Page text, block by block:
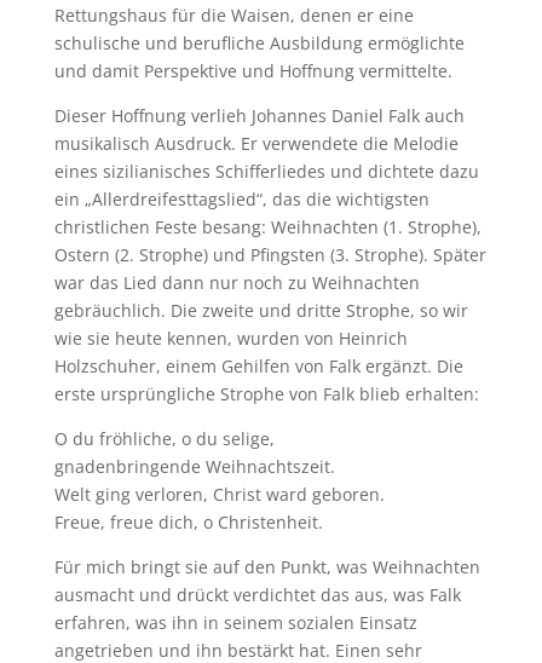
Rettungshaus für die Waisen, denen er eine
schulische und berufliche Ausbildung ermöglichte
und damit Perspektive und Hoffnung vermittelte.
Dieser Hoffnung verlieh Johannes Daniel Falk auch
musikalisch Ausdruck. Er verwendete die Melodie
eines sizilianisches Schifferliedes und dichtete dazu
ein „Allerdreifesttagslied“, das die wichtigsten
christlichen Feste besang: Weihnachten (1. Strophe),
Ostern (2. Strophe) und Pfingsten (3. Strophe). Später
war das Lied dann nur noch zu Weihnachten
gebräuchlich. Die zweite und dritte Strophe, so wir
wie sie heute kennen, wurden von Heinrich
Holzschuher, einem Gehilfen von Falk ergänzt. Die
erste ursprüngliche Strophe von Falk blieb erhalten:
O du fröhliche, o du selige,
gnadenbringende Weihnachtszeit.
Welt ging verloren, Christ ward geboren.
Freue, freue dich, o Christenheit.
Für mich bringt sie auf den Punkt, was Weihnachten
ausmacht und drückt verdichtet das aus, was Falk
erfahren, was ihn in seinem sozialen Einsatz
angetrieben und ihn bestärkt hat. Einen sehr